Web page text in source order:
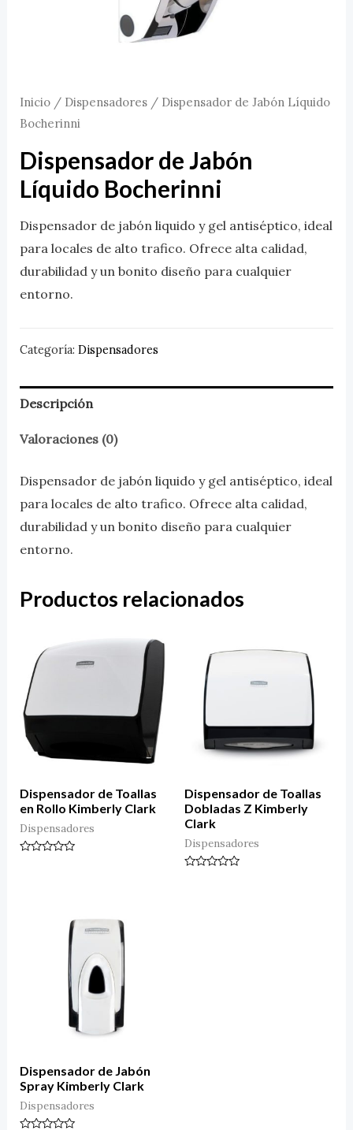
Inicio/ Dispensadores/ Dispensador de Jabón Líquido
Bocherinni
Dispensador de Jabón
Líquido Bocherinni
Dispensador de jabón liquido y gel antiséptico, ideal
para locales de alto trafico. Ofrece alta calidad,
durabilidad y un bonito diseño para cualquier
entorno.
Categoría: Dispensadores
Descripción
Valoraciones (0)
Dispensador de jabón liquido y gel antiséptico, ideal
para locales de alto trafico. Ofrece alta calidad,
durabilidad y un bonito diseño para cualquier
entorno.
Productos relacionados
Dispensador de Toallas
en Rollo Kimberly Clark
Dispensadores
Dispensador de Toallas
Dobladas Z Kimberly
Clark
Dispensadores
Dispensador de Jabón
Spray Kimberly Clark
Dispensadores